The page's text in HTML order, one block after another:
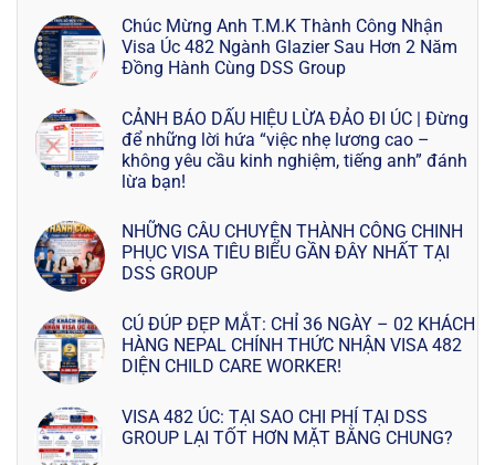
Chúc Mừng Anh T.M.K Thành Công Nhận
Visa Úc 482 Ngành Glazier Sau Hơn 2 Năm
Đồng Hành Cùng DSS Group
CẢNH BÁO DẤU HIỆU LỪA ĐẢO ĐI ÚC | Đừng
để những lời hứa “việc nhẹ lương cao –
không yêu cầu kinh nghiệm, tiếng anh” đánh
lừa bạn!
NHỮNG CÂU CHUYỆN THÀNH CÔNG CHINH
PHỤC VISA TIÊU BIỂU GẦN ĐÂY NHẤT TẠI
DSS GROUP
CÚ ĐÚP ĐẸP MẮT: CHỈ 36 NGÀY – 02 KHÁCH
HÀNG NEPAL CHÍNH THỨC NHẬN VISA 482
DIỆN CHILD CARE WORKER!
VISA 482 ÚC: TẠI SAO CHI PHÍ TẠI DSS
GROUP LẠI TỐT HƠN MẶT BẰNG CHUNG?